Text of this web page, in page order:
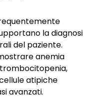
la diagnosi
del paziente.
anemia
atipiche
avanzati.